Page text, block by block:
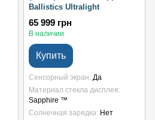
Ballistics Ultralight
65 999 грн
В наличии
Купить
Сенсорный экран Да
Материал стекла дисплея
Sapphire ™
Солнечная зарядка Нет